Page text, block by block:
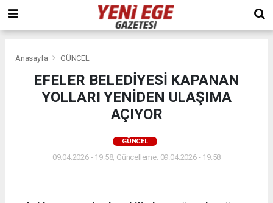
Anasayfa GÜNCEL
EFELER BELEDİYESİ KAPANAN
YOLLARI YENİDEN ULAŞIMA
AÇIYOR
GÜNCEL
09.04.2026 - 19:58, Güncelleme: 09.04.2026 - 19:58